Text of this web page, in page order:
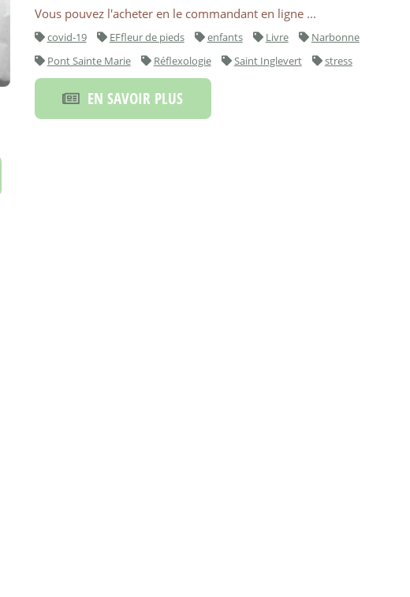
Vous pouvez l'acheter en le commandant en ligne ...
covid-19 EFfleur de pieds enfants Livre
Narbonne
Pont Sainte Marie
Réflexologie Saint Inglevert stress
EN SAVOIR PLUS